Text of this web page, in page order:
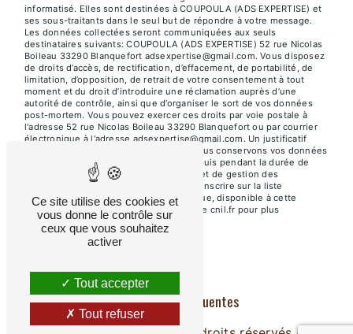
informatisé. Elles sont destinées à COUPOULA (ADS EXPERTISE) et
ses sous-traitants dans le seul but de répondre à votre message.
Les données collectées seront communiquées aux seuls
destinataires suivants: COUPOULA (ADS EXPERTISE) 52 rue Nicolas
Boileau 33290 Blanquefort adsexpertise@gmail.com. Vous disposez
de droits d’accès, de rectification, d’effacement, de portabilité, de
limitation, d’opposition, de retrait de votre consentement à tout
moment et du droit d’introduire une réclamation auprès d’une
autorité de contrôle, ainsi que d’organiser le sort de vos données
post-mortem. Vous pouvez exercer ces droits par voie postale à
l'adresse 52 rue Nicolas Boileau 33290 Blanquefort ou par courrier
électronique à l'adresse adsexpertise@gmail.com. Un justificatif
d'identité pourra vous être demandé. Nous conservons vos données
pendant la période de prise de contact puis pendant la durée de
prescription légale aux fins probatoires et de gestion des
contentieux. Vous avez le droit de vous inscrire sur la liste
d'opposition au démarchage téléphonique, disponible à cette
adresse: Bloctel.gouv.fr. Consultez le site cnil.fr pour plus
d’informations sur vos droits.
Recherches fréquentes
Ce site utilise des cookies et
vous donne le contrôle sur
ceux que vous souhaitez
activer
Tout accepter
Tout refuser